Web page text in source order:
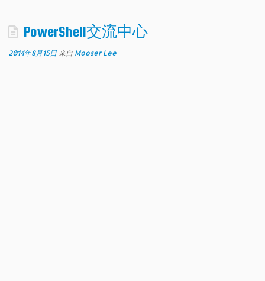
PowerShell交流中心
2014年8月15日 来自 Mooser Lee